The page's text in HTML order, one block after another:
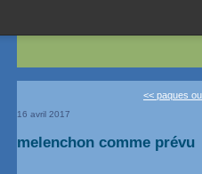
<< paques
16 avril 2017
melenchon comme prévu